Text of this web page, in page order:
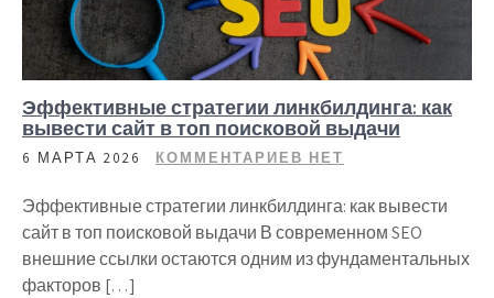
Эффективные стратегии линкбилдинга: как
вывести сайт в топ поисковой выдачи
6 МАРТА 2026 КОММЕНТАРИЕВ НЕТ
Эффективные стратегии линкбилдинга: как вывести
сайт в топ поисковой выдачи В современном SEO
внешние ссылки остаются одним из фундаментальных
факторов […]